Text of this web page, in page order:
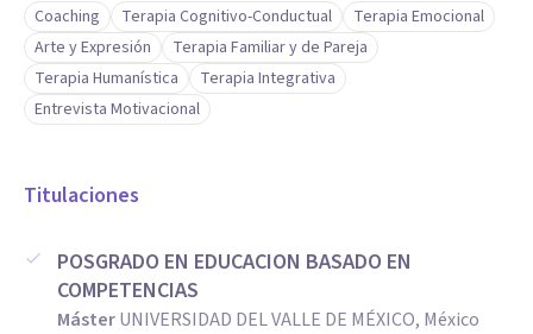
Coaching Terapia Cognitivo-Conductual
Terapia Emocional
Arte y Expresión
Terapia Familiar y de Pareja
Terapia Humanística
Terapia Integrativa
Entrevista Motivacional
Titulaciones
POSGRADO EN EDUCACION BASADO EN
COMPETENCIAS
MásterUNIVERSIDAD DEL VALLE DE MÉXICO, México